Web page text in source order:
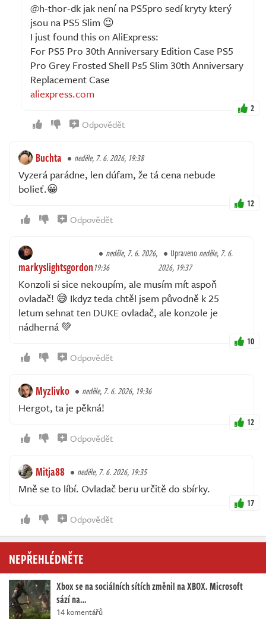
@h-thor-dk jak není na PS5pro sedí kryty který
jsou na PS5 Slim 😉
I just found this on AliExpress:
For PS5 Pro 30th Anniversary Edition Case PS5
Pro Grey Frosted Shell Ps5 Slim 30th Anniversary
Replacement Case
aliexpress.com
2
Odpovědět
Buchta neděle, 7. 6. 2026, 19:38
Vyzerá parádne, len dúfam, že tá cena nebude
bolieť.😀
12
Odpovědět
markyslightsgordon
neděle, 7. 6. 2026,
19:36
Upravenoneděle, 7. 6.
2026, 19:37
Konzoli si sice nekoupím, ale musím mít aspoň
ovladač! 😅 Ikdyz teda chtěl jsem původně k 25
letum sehnat ten DUKE ovladač, ale konzole je
nádherná 💚
10
Odpovědět
Myzlivko neděle, 7. 6. 2026, 19:36
Hergot, ta je pěkná!
12
Odpovědět
Mitja88 neděle, 7. 6. 2026, 19:35
Mně se to líbí. Ovladač beru určitě do sbírky.
17
Odpovědět
NEPŘEHLÉDNĚTE
Xbox se na sociálních sítích změnil na XBOX. Microsoft
sází na…
14 komentářů